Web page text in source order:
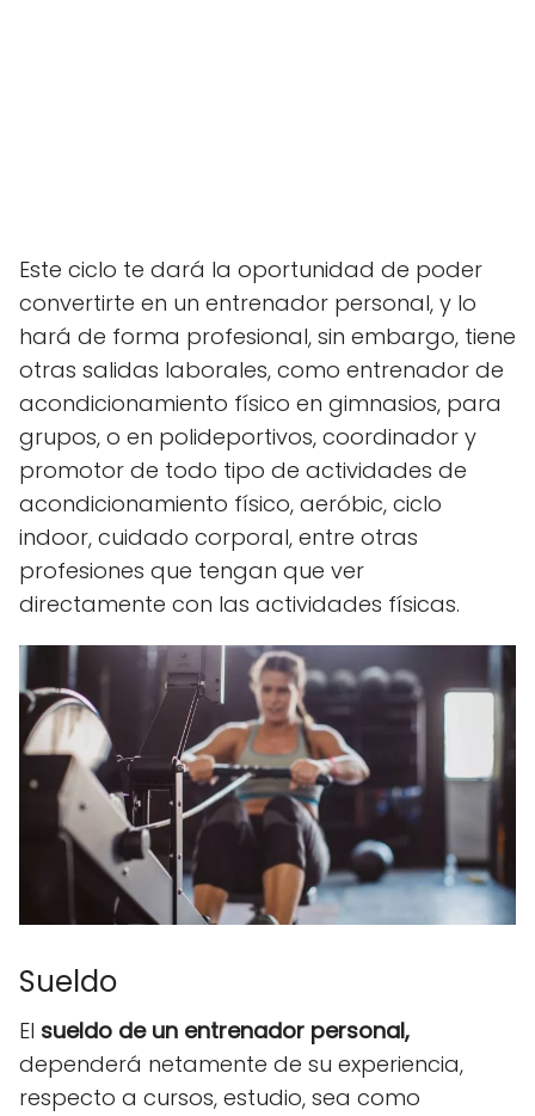
Este ciclo te dará la oportunidad de poder
convertirte en un entrenador personal, y lo
hará de forma profesional, sin embargo, tiene
otras salidas laborales, como entrenador de
acondicionamiento físico en gimnasios, para
grupos, o en polideportivos, coordinador y
promotor de todo tipo de actividades de
acondicionamiento físico, aeróbic, ciclo
indoor, cuidado corporal, entre otras
profesiones que tengan que ver
directamente con las actividades físicas.
Sueldo
El sueldo de un entrenador personal,
dependerá netamente de su experiencia,
respecto a cursos, estudio, sea como